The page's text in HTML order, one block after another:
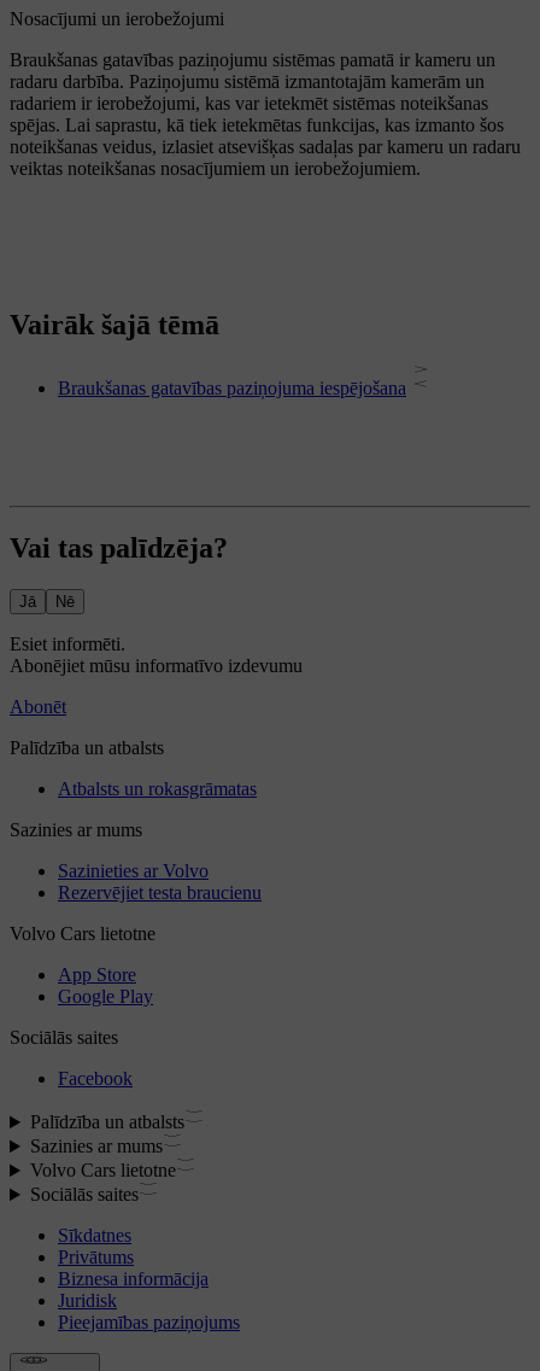
Nosacījumi un ierobežojumi
Braukšanas gatavības paziņojumu sistēmas pamatā ir kameru un
radaru darbība. Paziņojumu sistēmā izmantotajām kamerām un
radariem ir ierobežojumi, kas var ietekmēt sistēmas noteikšanas
spējas. Lai saprastu, kā tiek ietekmētas funkcijas, kas izmanto šos
noteikšanas veidus, izlasiet atsevišķas sadaļas par kameru un radaru
veiktas noteikšanas nosacījumiem un ierobežojumiem.
Vairāk šajā tēmā
Braukšanas gatavības paziņojuma iespējošana
Vai tas palīdzēja?
Jā Nē